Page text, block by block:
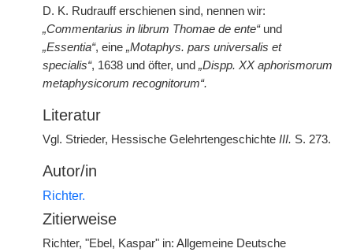
D. K. Rudrauff erschienen sind, nennen wir:
„Commentarius in librum Thomae de ente“und
„Essentia“, eine „Motaphys. pars universalis et
specialis“, 1638 und öfter, und „Dispp. XX aphorismorum
metaphysicorum recognitorum“.
Literatur
Vgl. Strieder, Hessische Gelehrtengeschichte III. S. 273.
Autor/in
Richter.
Zitierweise
Richter, "Ebel, Kaspar" in: Allgemeine Deutsche